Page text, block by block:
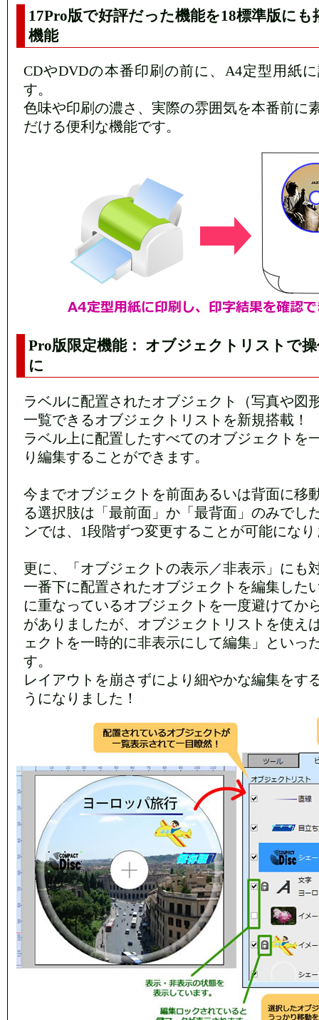
17Pro版で好評だった機能を18標準版にも
機能
CDやDVDの本番印刷の前に、A4定型用紙
す。
色味や印刷の濃さ、実際の雰囲気を本番前に
だける便利な機能です。
Pro版限定機能： オブジェクトリストで
に
ラベルに配置されたオブジェクト（写真や図
一覧できるオブジェクトリストを新規搭載！
ラベル上に配置したすべてのオブジェクトを
り編集することができます。
今までオブジェクトを前面あるいは背面に移
る選択肢は「最前面」か「最背面」のみでし
ンでは、1段階ずつ変更することが可能にな
更に、「オブジェクトの表示／非表示」にも
一番下に配置されたオブジェクトを編集した
に重なっているオブジェクトを一度避けてか
がありましたが、オブジェクトリストを使え
ェクトを一時的に非表示にして編集」といっ
す。
レイアウトを崩さずにより細やかな編集をす
うになりました！